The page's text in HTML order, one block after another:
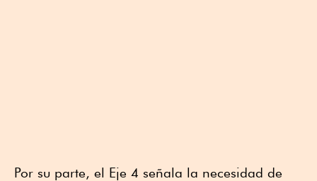
Por su parte, el Eje 4 señala la necesidad de